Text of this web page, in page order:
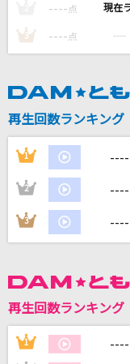
[生音]証
flumpool
[Alexandros]
カ
---- 点 ----
3 ---- 点 ----
再生回数ランキング
1 ----
2 ----
3 ----
再生回数ランキング
1 ----